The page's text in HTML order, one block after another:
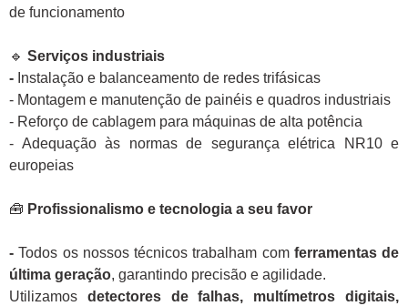
de funcionamento
🔹 Serviços industriais
- Instalação e balanceamento de redes trifásicas
- Montagem e manutenção de painéis e quadros industriais
- Reforço de cablagem para máquinas de alta potência
- Adequação às normas de segurança elétrica NR10 e
europeias
🧰 Profissionalismo e tecnologia a seu favor
-Todos os nossos técnicos trabalham com ferramentas de
última geração, garantindo precisão e agilidade.
Utilizamos detectores de falhas, multímetros digitais,